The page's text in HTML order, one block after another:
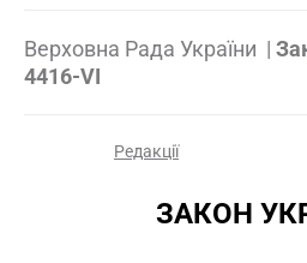
Верховна Рада України |
4416-VI
Редакції
ЗАКОН